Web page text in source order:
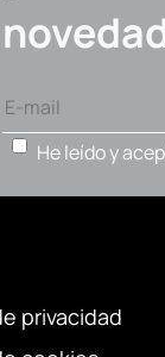
He leído y
privacidad